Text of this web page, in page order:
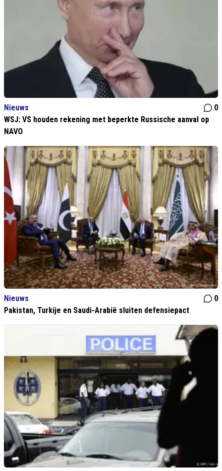
Nieuws
0
WSJ: VS houden rekening met beperkte Russische aanval op
NAVO
Nieuws
0
Pakistan, Turkije en Saudi-Arabië sluiten defensiepact